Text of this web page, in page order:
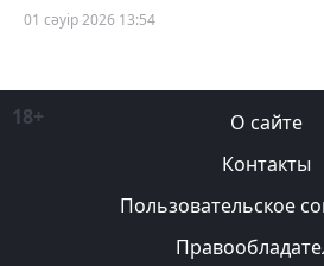
01 сәуір 2026 13:54
18+
О сайте
Контакты
Пользовательское